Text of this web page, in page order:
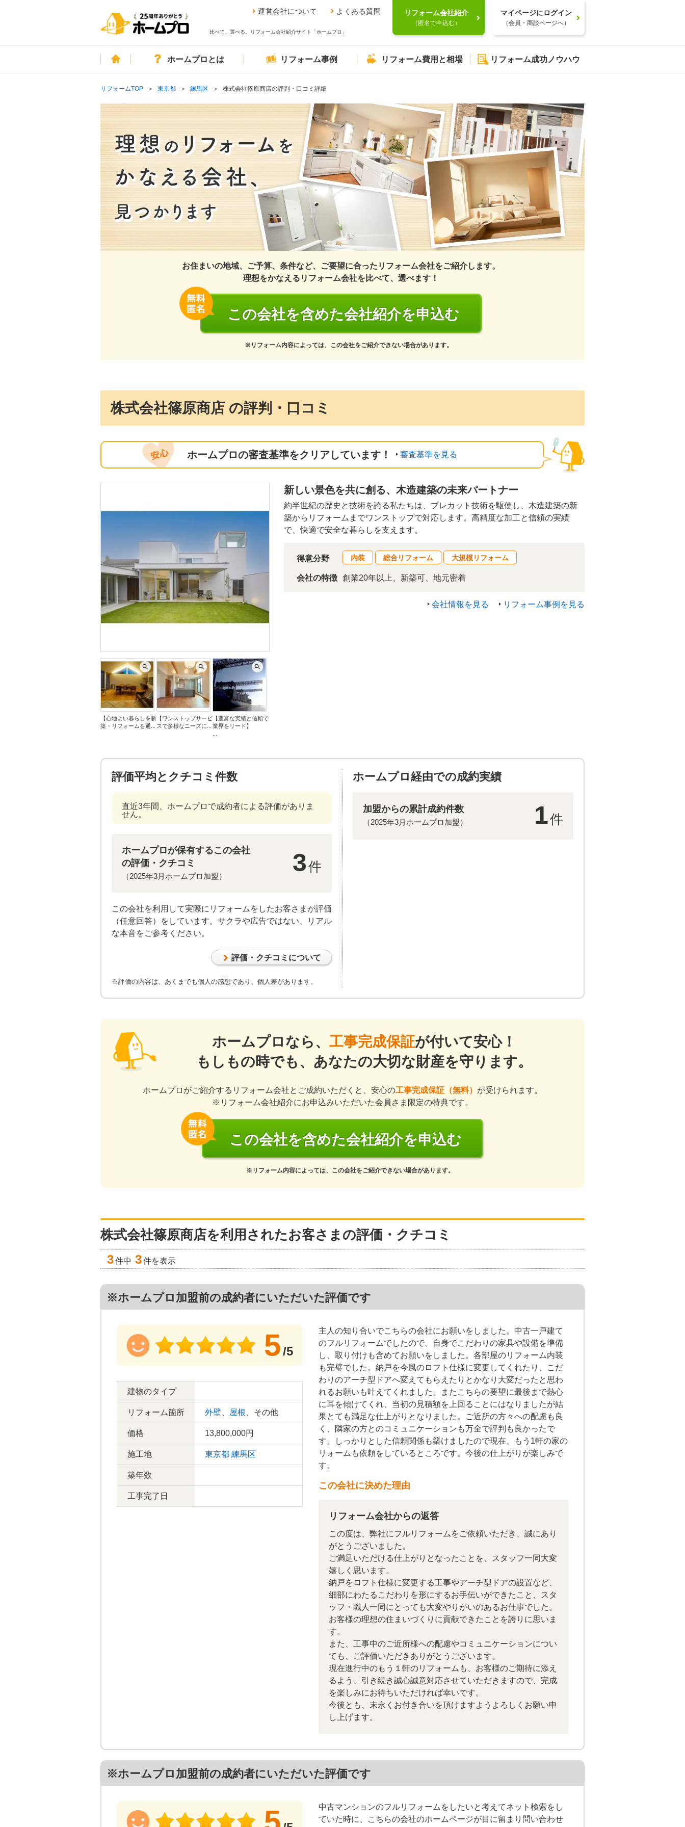
運営会社について よくある質問
比べて、選べる。リフォーム会社紹介サイト「ホームプロ」
リフォーム会社紹介
（匿名で申込む）
マイページにログイン
（会員・商談ページへ）
ホームホームプロとは リフォーム事例 リフォーム費用と相場 リフォーム成功ノウハウ
リフォームTOP 東京都 練馬区 株式会社篠原商店の評判・口コミ詳細
お住まいの地域、ご予算、条件など、ご要望に合ったリフォーム会社をご紹介します。
理想をかなえるリフォーム会社を比べて、選べます！
この会社を含めた会社紹介を申込む
※リフォーム内容によっては、この会社をご紹介できない場合があります。
株式会社篠原商店 の評判・口コミ
ホームプロの審査基準をクリアしています！ 審査基準を見る
【心地よい暮らしを新
築・リフォームを通...
【ワンストップサービ
スで多様なニーズに...
【豊富な実績と信頼で
業界をリード】
新しい景色を共に創る、木造建築の未来パートナー
約半世紀の歴史と技術を誇る私たちは、プレカット技術を駆使し、木造建築の新
築からリフォームまでワンストップで対応します。高精度な加工と信頼の実績
で、快適で安全な暮らしを支えます。
得意分野 内装 総合リフォーム 大規模リフォーム
会社の特徴 創業20年以上、新築可、地元密着
会社情報を見る リフォーム事例を見る
評価平均とクチコミ件数
直近3年間、ホームプロで成約者による評価がありま
せん。
ホームプロが保有するこの会社
の評価・クチコミ
（2025年3月ホームプロ加盟） 3件
この会社を利用して実際にリフォームをしたお客さまが評価
（任意回答）をしています。サクラや広告ではない、リアル
な本音をご参考ください。
評価・クチコミについて
※評価の内容は、あくまでも個人の感想であり、個人差があります。
ホームプロ経由での成約実績
加盟からの累計成約件数
（2025年3月ホームプロ加盟） 1件
ホームプロなら、 工事完成保証が付いて安心！
もしもの時でも、あなたの大切な財産を守ります。
ホームプロがご紹介するリフォーム会社とご成約いただくと、安心の工事完成保証（無料） が受けられます。
※リフォーム会社紹介にお申込みいただいた会員さま限定の特典です。
この会社を含めた会社紹介を申込む
※リフォーム内容によっては、この会社をご紹介できない場合があります。
株式会社篠原商店を利用されたお客さまの評価・クチコミ
3件中 3件を表示
※ホームプロ加盟前の成約者にいただいた評価です
5/5
建物のタイプ
リフォーム箇所 外壁 屋根 、その他
価格 13,800,000円
施工地 東京都 練馬区
築年数
工事完了日
主人の知り合いでこちらの会社にお願いをしました。中古一戸建て
のフルリフォームでしたので、自身でこだわりの家具や設備を準備
し、取り付けも含めてお願いをしました。各部屋のリフォーム内装
も完璧でした。納戸を今風のロフト仕様に変更してくれたり、こだ
わりのアーチ型ドアへ変えてもらえたりとかなり大変だったと思わ
れるお願いも叶えてくれました。またこちらの要望に最後まで熱心
に耳を傾けてくれ、当初の見積額を上回ることにはなりましたが結
果とても満足な仕上がりとなりました。ご近所の方々への配慮も良
く、隣家の方とのコミュニケーションも万全で評判も良かったで
す。しっかりとした信頼関係も築けましたので現在、もう1軒の家の
リォームも依頼をしているところです。今後の仕上がりが楽しみで
す。
この会社に決めた理由
リフォーム会社からの返答
この度は、弊社にフルリフォームをご依頼いただき、誠にあり
がとうございました。
ご満足いただける仕上がりとなったことを、スタッフ一同大変
嬉しく思います。
納戸をロフト仕様に変更する工事やアーチ型ドアの設置など、
細部にわたるこだわりを形にするお手伝いができたこと、スタ
ッフ・職人一同にとっても大変やりがいのあるお仕事でした。
お客様の理想の住まいづくりに貢献できたことを誇りに思いま
す。
また、工事中のご近所様への配慮やコミュニケーションについ
ても、ご評価いただきありがとうございます。
現在進行中のもう１軒のリフォームも、お客様のご期待に添え
るよう、引き続き誠心誠意対応させていただきますので、完成
を楽しみにお待ちいただければ幸いです。
今後とも、末永くお付き合いを頂けますようよろしくお願い申
し上げます。
※ホームプロ加盟前の成約者にいただいた評価です
中古マンションのフルリフォームをしたいと考えてネット検索をし
ていた時に、こちらの会社のホームページが目に留まり問い合わせ